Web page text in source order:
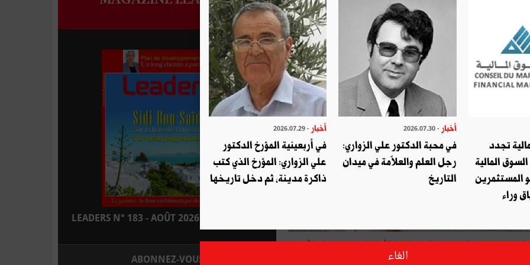
نجيبة الحمروني التي وافاها الأجل المحتوم مساء الأحد
LEADERS N° 183 - AOÛT 2026 : EN KIOSQUE
ABONNEZ-VOUS
تجدد
المالية
المستثمرين
وراء
أخبار - 2026.07.30
في محبة الدكتور علي الزواري:
رجل العلم والعلاّمة في ميدان
التاريخ
أخبار - 2026.07.29
في أربعينية المؤرخ الدكتور
علي الزواري: المؤرخ الذي كتب
ذاكرة مدينة، ثم دخل تاريخها
الغاء